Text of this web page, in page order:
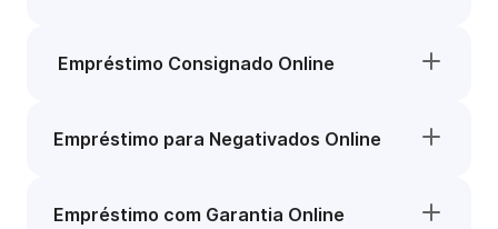
Empréstimo Consignado Online
Empréstimo para Negativados Online
Empréstimo com Garantia Online